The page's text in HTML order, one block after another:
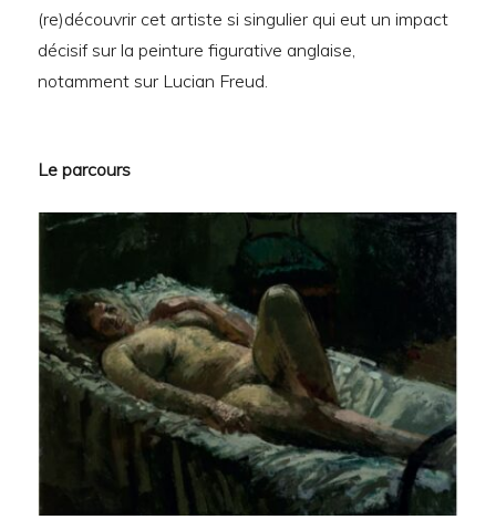
(re)découvrir cet artiste si singulier qui eut un impact
décisif sur la peinture figurative anglaise,
notamment sur Lucian Freud.
Le parcours